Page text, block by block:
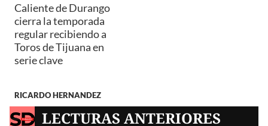
Caliente de Durango
cierra la temporada
regular recibiendo a
Toros de Tijuana en
serie clave
RICARDO HERNANDEZ
LECTURAS ANTERIORES